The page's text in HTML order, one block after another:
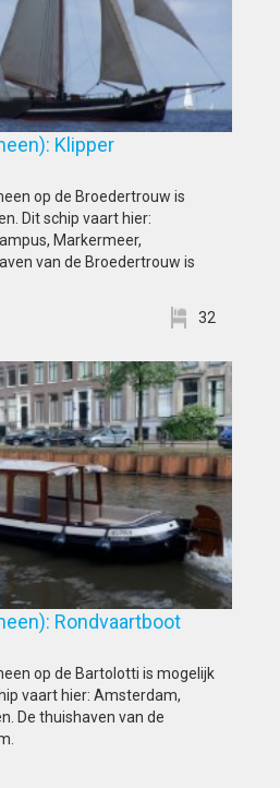
Klipper
op de Broedertrouw is
Dit schip vaart hier:
Markermeer,
van de Broedertrouw is
32
Rondvaartboot
op de Bartolotti is mogelijk
vaart hier: Amsterdam,
De thuishaven van de